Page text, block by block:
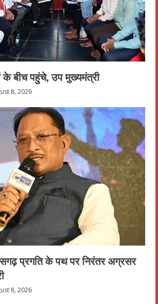
के बीच पहुंचे, उप मुख्यमंत्री
8, 2026
प्रगति के पथ पर निरंतर अग्रसर
8, 2026